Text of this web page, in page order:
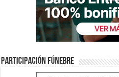
Participación fúnebre